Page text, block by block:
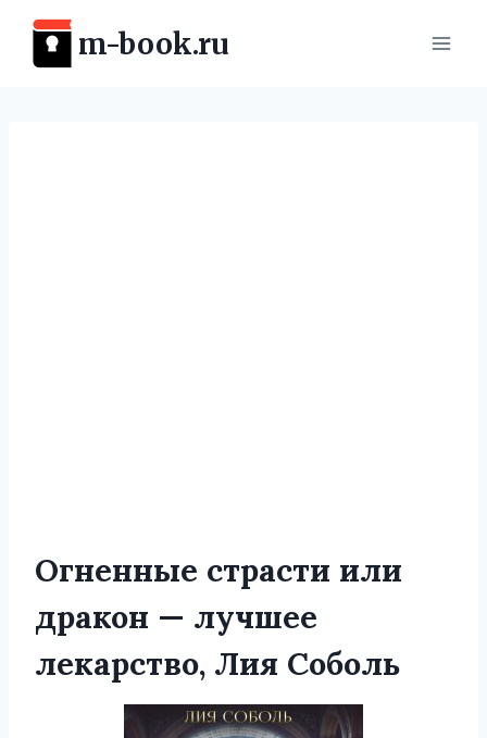
Перейти
содержимому
m-book.ru
Огненные страсти или
дракон — лучшее
лекарство, Лия Соболь